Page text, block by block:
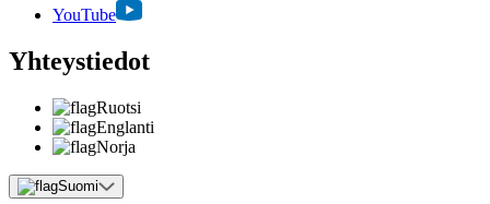
YouTube
Yhteystiedot
Ruotsi
Englanti
Norja
Suomi